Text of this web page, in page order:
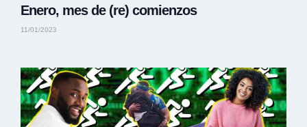
Enero, mes de (re) comienzos
11/01/2023